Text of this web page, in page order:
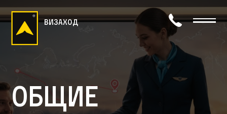
визаход
Общие